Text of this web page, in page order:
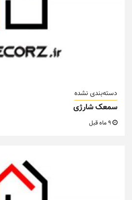
دسته‌بندی نشده
سمعک شارژی